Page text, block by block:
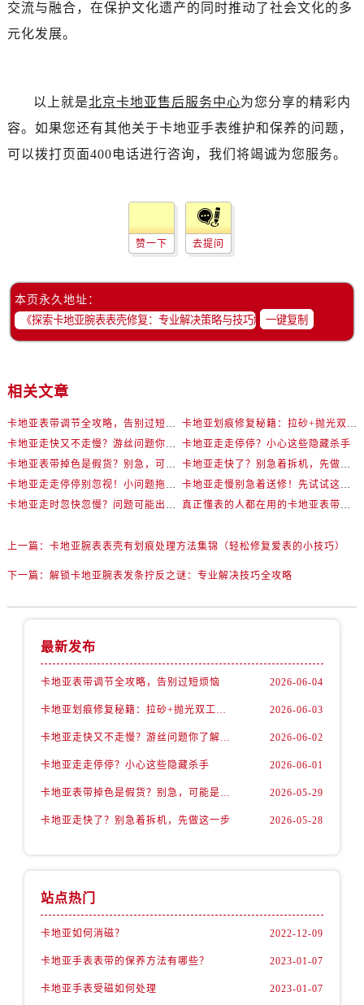
交流与融合，在保护文化遗产的同时推动了社会文化的多
元化发展。
以上就是北京卡地亚售后服务中心为您分享的精彩内
容。如果您还有其他关于卡地亚手表维护和保养的问题，
可以拨打页面400电话进行咨询，我们将竭诚为您服务。
赞一下 去提问
本页永久地址：
一键复制
相关文章
卡地亚表带调节全攻略，告别过短烦恼
卡地亚划痕修复秘籍：拉砂+抛光双工艺还原如新
卡地亚走快又不走慢？游丝问题你了解多少？
卡地亚走走停停？小心这些隐藏杀手
卡地亚表带掉色是假货？别急，可能是这些日常习惯惹的祸
卡地亚走快了？别急着拆机，先做这一步
卡地亚走走停停别忽视！小问题拖成大修很烧钱
卡地亚走慢别急着送修！先试试这些方法
卡地亚走时忽快忽慢？问题可能出在你睡觉时！
真正懂表的人都在用的卡地亚表带调节技巧
上一篇： 卡地亚腕表表壳有划痕处理方法集锦（轻松修复爱表的小技巧）
下一篇： 解锁卡地亚腕表发条拧反之谜：专业解决技巧全攻略
最新发布
卡地亚表带调节全攻略，告别过短烦恼 2026-06-04
卡地亚划痕修复秘籍：拉砂+抛光双工艺还原如新 2026-06-03
卡地亚走快又不走慢？游丝问题你了解多少？ 2026-06-02
卡地亚走走停停？小心这些隐藏杀手 2026-06-01
卡地亚表带掉色是假货？别急，可能是这些日常习惯惹的祸 2026-05-29
卡地亚走快了？别急着拆机，先做这一步 2026-05-28
站点热门
卡地亚如何消磁？ 2022-12-09
卡地亚手表表带的保养方法有哪些？ 2023-01-07
卡地亚手表受磁如何处理 2023-01-07